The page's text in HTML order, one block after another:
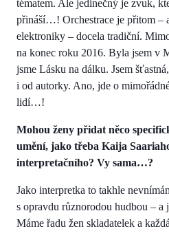
tématem. Ale jedinečný je zvuk,
přináší…! Orchestrace je přitom –
elektroniky – docela tradiční.
na konec roku 2016. Byla jsem v
jsme Lásku na dálku. Jsem
i od autorky. Ano, jde o
lidí…!
Mohou ženy přidat něco
umění, jako třeba Kaija
interpretačního? Vy sama…?
Jako interpretka to takhle
s opravdu různorodou hudbou – a
Máme řadu žen skladatelek a